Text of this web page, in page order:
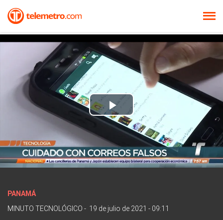
Play
Video
PANAMÁ
MINUTO TECNOLÓGICO - 19 de julio de 2021 - 09:11